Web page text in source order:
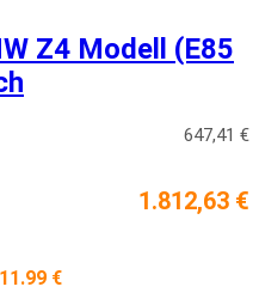
Z4 Modell (E85
647,41 €
1.812,63 €
€